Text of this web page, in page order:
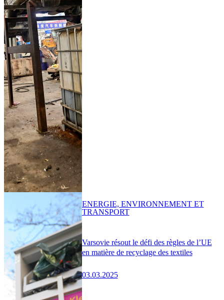
Varsovie résout le défi des règles de l’UE
en matière de recyclage des textiles
03.03.2025
ENERGIE, ENVIRONNEMENT ET
TRANSPORT